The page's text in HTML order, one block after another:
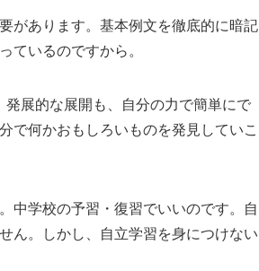
があります。基本例文を徹底的に暗記
ているのですから。
展的な展開も、自分の力で簡単にで
で何かおもしろいものを発見していこ
中学校の予習・復習でいいのです。自
ん。しかし、自立学習を身につけない